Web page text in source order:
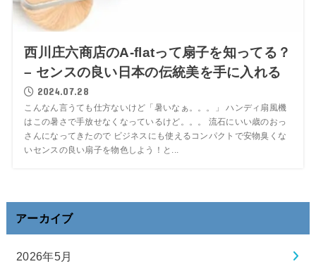
西川庄六商店のA-flatって扇子を知ってる？
– センスの良い日本の伝統美を手に入れる
2024.07.28
こんなん言うても仕方ないけど「暑いなぁ。。。」 ハンディ扇風機
はこの暑さで手放せなくなっているけど。。。 流石にいい歳のおっ
さんになってきたので ビジネスにも使えるコンパクトで安物臭くな
いセンスの良い扇子を物色しよう！と...
アーカイブ
2026年5月